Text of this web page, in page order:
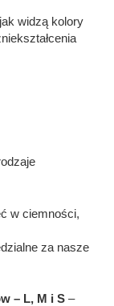
widzą kolory
w ciemności,
za nasze
– L, M i S –